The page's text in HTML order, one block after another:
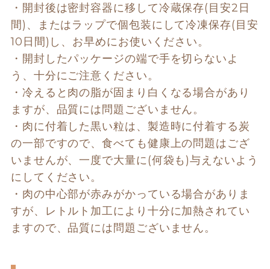
・開封後は密封容器に移して冷蔵保存(目安2日
間)、またはラップで個包装にして冷凍保存(目安
10日間)し、お早めにお使いください。
・開封したパッケージの端で手を切らないよ
う、十分にご注意ください。
・冷えると肉の脂が固まり白くなる場合があり
ますが、品質には問題ございません。
・肉に付着した黒い粒は、製造時に付着する炭
の一部ですので、食べても健康上の問題はござ
いませんが、一度で大量に(何袋も)与えないよう
にしてください。
・肉の中心部が赤みがかっている場合がありま
すが、レトルト加工により十分に加熱されてい
ますので、品質には問題ございません。